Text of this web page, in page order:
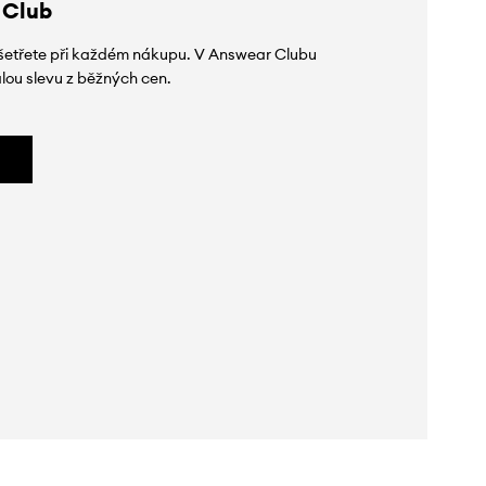
při každém nákupu. V Answear Clubu
slevu z běžných cen.